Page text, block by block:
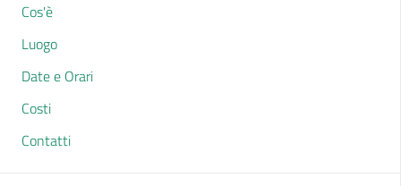
Cos'è
Luogo
Date e Orari
Costi
Contatti